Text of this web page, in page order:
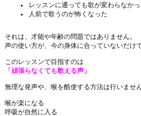
レッスンに通っても歌が変わらなかっ
人前で歌うのが怖くなった
それは、才能や年齢の問題ではありません。
声の使い方が、今の身体に合っていないだけで
このレッスンで目指すのは
「頑張らなくても歌える声」
無理な発声や、喉を酷使する方法は行いません
喉が楽になる
呼吸が自然に入る